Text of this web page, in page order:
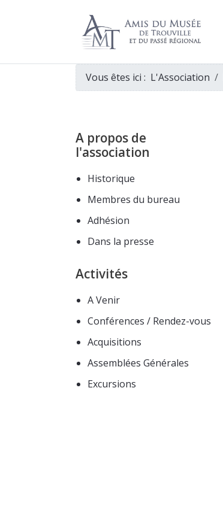
Vous êtes ici : L'Association
A propos de
l'association
Historique
Membres du bureau
Adhésion
Dans la presse
Activités
A Venir
Conférences / Rendez-vous
Acquisitions
Assemblées Générales
Excursions